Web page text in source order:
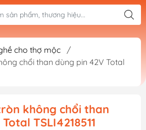
cho thợ mộc
/
chổi than dùng pin 42V Total
không chổi than
TSLI4218511